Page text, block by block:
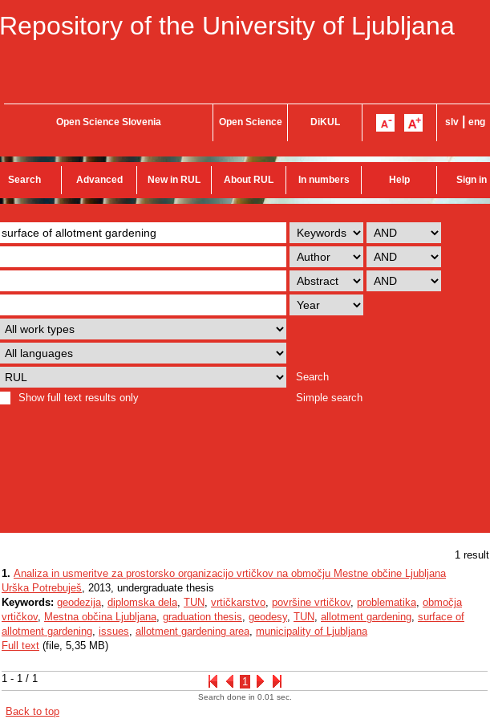
Repository of the University of Ljubljana
Open Science Slovenia Open Science DiKUL slv eng
Search Advanced New in RUL About RUL In numbers Help Sign in
Search
Show full text results only
Simple search
1 result
1 - 1 / 1 1
1. Analiza in usmeritve za prostorsko organizacijo vrtičkov na območju Mestne občine Ljubljana
Urška Potrebuješ, 2013, undergraduate thesis
Keywords: geodezija, diplomska dela, TUN, vrtičkarstvo, površine vrtičkov, problematika, območja
vrtičkov, Mestna občina Ljubljana, graduation thesis, geodesy, TUN, allotment gardening, surface of
allotment gardening, issues, allotment gardening area, municipality of Ljubljana
Full text (file, 5,35 MB)
Search done in 0.01 sec.
Back to top